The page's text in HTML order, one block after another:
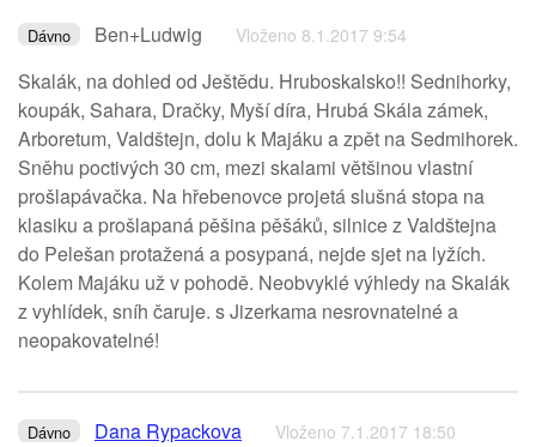
Dávno Ben+Ludwig Vloženo 8.1.2017 9:54
Skalák, na dohled od Ještědu. Hruboskalsko!! Sednihorky,
koupák, Sahara, Dračky, Myší díra, Hrubá Skála zámek,
Arboretum, Valdštejn, dolu k Majáku a zpět na Sedmihorek.
Sněhu poctivých 30 cm, mezi skalami většinou vlastní
prošlapávačka. Na hřebenovce projetá slušná stopa na
klasiku a prošlapaná pěšina pěšáků, silnice z Valdštejna
do Pelešan protažená a posypaná, nejde sjet na lyžích.
Kolem Majáku už v pohodě. Neobvyklé výhledy na Skalák
z vyhlídek, sníh čaruje. s Jizerkama nesrovnatelné a
neopakovatelné!
Dávno Dana Rypackova Vloženo 7.1.2017 18:50